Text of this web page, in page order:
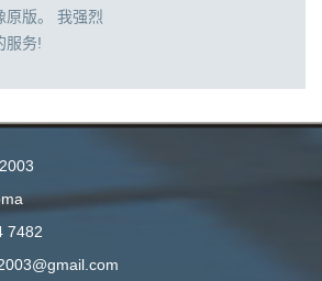
原版。 我强烈
服务!
7482